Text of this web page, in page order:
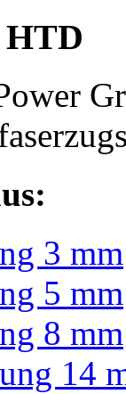
HTD
3 mm
5 mm
8 mm
14